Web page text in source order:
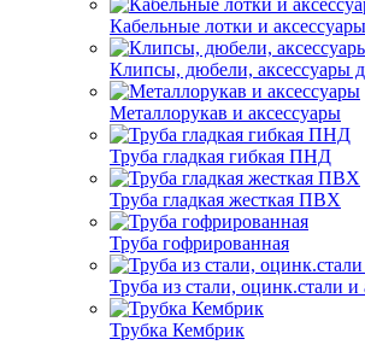
Кабельные лотки и аксессуары
Клипсы, дюбели, аксессуары
Металлорукав и аксессуары
Труба гладкая гибкая ПНД
Труба гладкая жесткая ПВХ
Труба гофрированная
Труба из стали, оцинк.стали
Трубка Кембрик